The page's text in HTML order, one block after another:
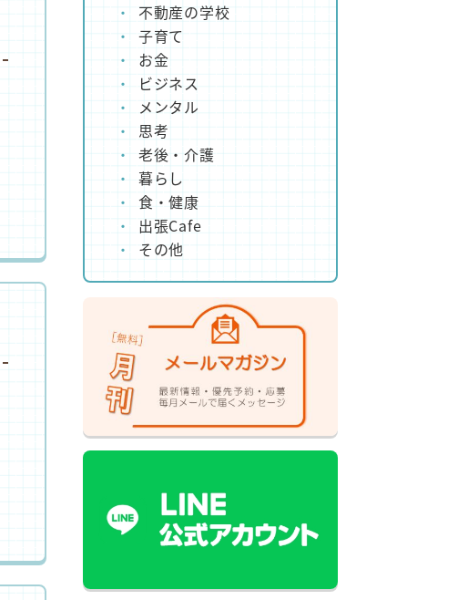
不動産の学校
子育て
お金
ビジネス
メンタル
思考
老後・介護
暮らし
食・健康
出張Cafe
その他